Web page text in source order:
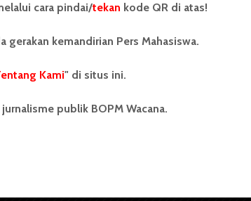
Info Iklan
Pedoman Media Siber
cara pindai/tekan kode QR di atas!
kemandirian Pers Mahasiswa.
Kami" di situs ini.
publik BOPM Wacana.